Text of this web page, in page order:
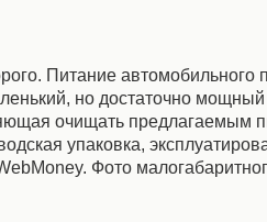
Питание автомобильного
но достаточно
очищать предлагаемым
упаковка,
Фото